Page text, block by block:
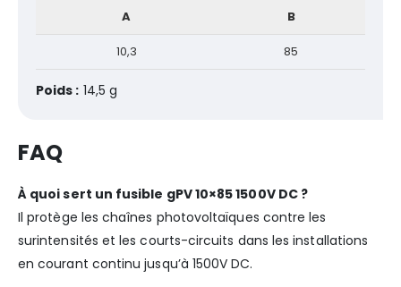
A B
10,3 85
Poids : 14,5 g
FAQ
À quoi sert un fusible gPV 10×85 1500V DC ?
Il protège les chaînes photovoltaïques contre les
surintensités et les courts-circuits dans les installations
en courant continu jusqu’à 1500V DC.